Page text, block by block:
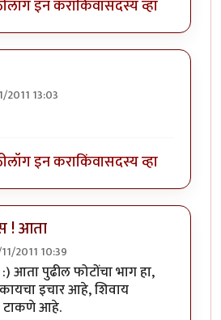
लॉग इन कराकिंवासदस्य व्हा
2011 13:03
लॉग इन कराकिंवासदस्य व्हा
! आता
2011 10:39
आता पुढील फोटोंचा भाग हा,
इचार आहे, शिवाय
टाकणे आहे.